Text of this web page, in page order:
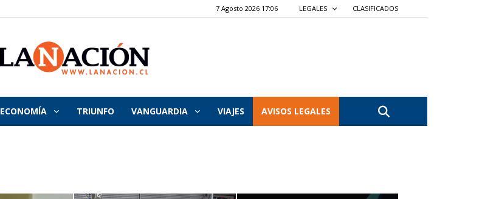
7 Agosto 2026 17:06 LEGALES CLASIFICADOS
La
Nación
ECONOMÍA TRIUNFO VANGUARDIA VIAJES AVISOS LEGALES